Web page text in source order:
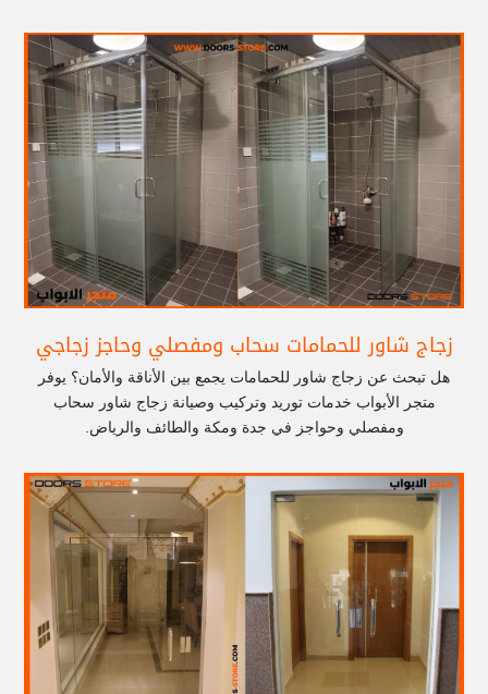
زجاج شاور للحمامات سحاب ومفصلي وحاجز زجاجي
هل تبحث عن زجاج شاور للحمامات يجمع بين الأناقة والأمان؟ يوفر
متجر الأبواب خدمات توريد وتركيب وصيانة زجاج شاور سحاب
ومفصلي وحواجز في جدة ومكة والطائف والرياض.